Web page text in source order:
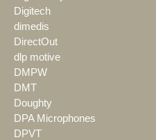
Digitech
dimedis
DirectOut
dlp motive
DMPW
DMT
Doughty
DPA Microphones
DPVT